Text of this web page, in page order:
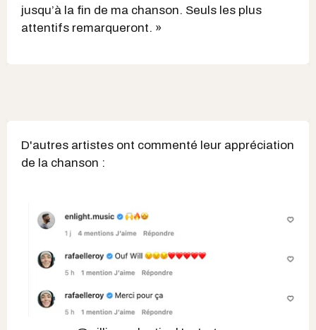
jusqu’à la fin de ma chanson. Seuls les plus
attentifs remarqueront. »
D'autres artistes ont commenté leur appréciation
de la chanson :